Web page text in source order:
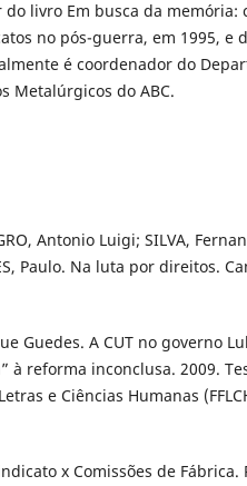
do livro Em busca da memória:
no pós-guerra, em 1995, e
é coordenador do
Metalúrgicos do ABC.
Antonio Luigi; SILVA,
Paulo. Na luta por direitos.
Guedes. A CUT no governo
à reforma inconclusa. 2009.
e Ciências Humanas
x Comissões de Fábrica.